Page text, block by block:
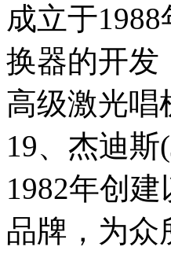
成立于
换器的开发
高级激光唱
19、杰迪斯
1982年创
品牌，为众